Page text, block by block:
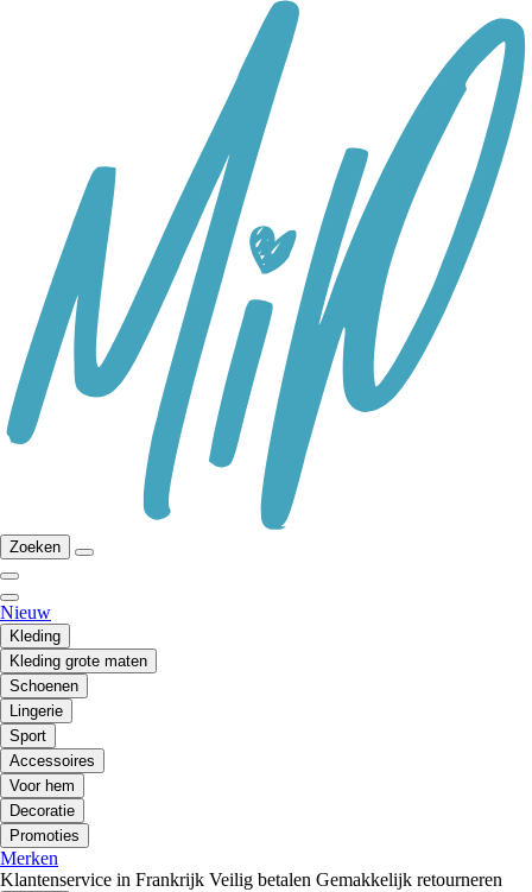
Zoeken
Nieuw
Kleding
Kleding grote maten
Schoenen
Lingerie
Sport
Accessoires
Voor hem
Decoratie
Promoties
Merken
Klantenservice in Frankrijk Veilig betalen Gemakkelijk retourneren